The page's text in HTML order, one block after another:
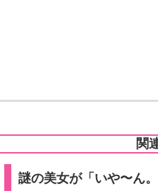
関
謎の美女が「いや〜ん